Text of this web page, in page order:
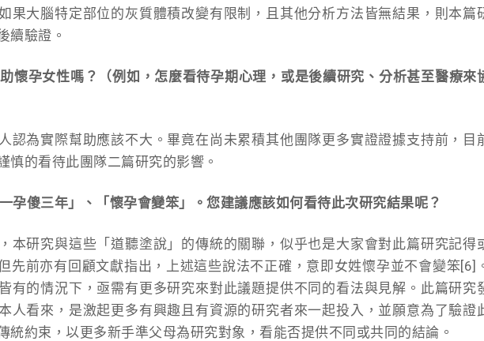
果大腦特定部位的灰質體積改變有限制，且其他分析方法皆無結果，則本篇
續驗證。
懷孕女性嗎？（例如，怎麼看待孕期心理，或是後續研究、分析甚至醫療來
認為實際幫助應該不大。畢竟在尚未累積其他團隊更多實證證據支持前，目
慎的看待此團隊二篇研究的影響。
孕傻三年」、「懷孕會變笨」。您建議應該如何看待此次研究結果呢？
本研究與這些「道聽塗說」的傳統的關聯，似乎也是大家會對此篇研究記得
先前亦有回顧文獻指出，上述這些說法不正確，意即女姓懷孕並不會變笨[6]
有的情況下，亟需有更多研究來對此議題提供不同的看法與見解。此篇研究
人看來，是激起更多有興趣且有資源的研究者來一起投入，並願意為了驗證
統約束，以更多新手準父母為研究對象，看能否提供不同或共同的結論。